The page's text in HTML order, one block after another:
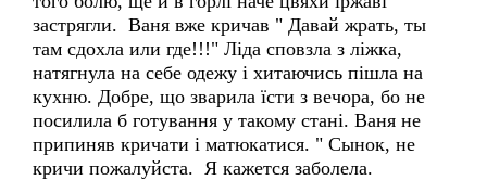
застрягли. Ваня вже кричав " Давай жрать, ты
там сдохла или где!!!" Ліда сповзла з ліжка,
натягнула на себе одежу і хитаючись пішла на
кухню. Добре, що зварила їсти з вечора, бо не
посилила б готування у такому стані. Ваня не
припиняв кричати і матюкатися. " Сынок, не
кричи пожалуйста. Я кажется заболела.